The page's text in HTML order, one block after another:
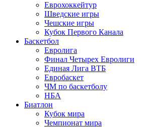
Еврохоккейтур
Шведские игры
Чешские игры
Кубок Первого Канала
Баскетбол
Евролига
Финал Четырех Евролиги
Единая Лига ВТБ
Евробаскет
ЧМ по баскетболу
НБА
Биатлон
Кубок мира
Чемпионат мира